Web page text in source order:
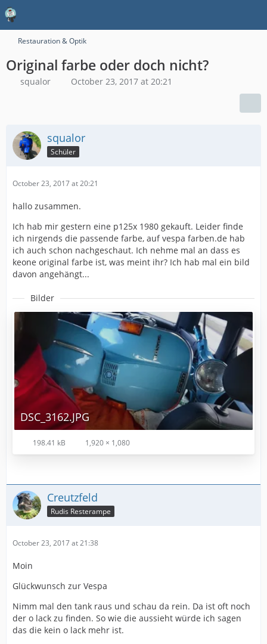
Restauration & Optik
Original farbe oder doch nicht?
squalor October 23, 2017 at 20:21
squalor
Schüler
October 23, 2017 at 20:21
hallo zusammen.
Ich hab mir gestern eine p125x 1980 gekauft. Leider finde
ich nirgends die passende farbe, auf vespa farben.de hab
ich auch schon nachgeschaut. Ich nehme mal an dass es
keone original farbe ist, was meint ihr? Ich hab mal ein bild
davon angehängt...
Bilder
DSC_3162.JPG
198.41 kB 1,920 × 1,080
Creutzfeld
Rudis Resterampe
October 23, 2017 at 21:38
Moin
Glückwunsch zur Vespa
Nimm mal den tank raus und schau da rein. Da ist oft noch
der o lack zu finden. So wie die aussieht würde ich sagen
das die kein o lack mehr ist.